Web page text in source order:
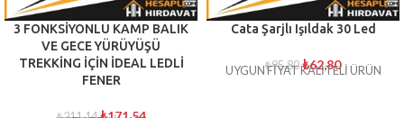
3 FONKSİYONLU KAMP BALIK
VE GECE YÜRÜYÜŞÜ
TREKKİNG İÇİN İDEAL LEDLİ
FENER
Cata Şarjlı Işıldak 30 Led
₺95,80 ₺62,80
UYGUN FİYAT KALİTELİ ÜRÜN